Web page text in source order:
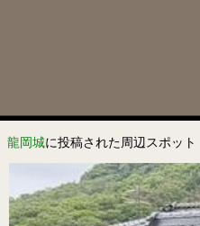
龍岡城に投稿された周辺スポッ